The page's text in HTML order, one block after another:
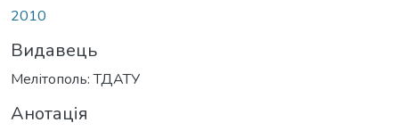
2010
Видавець
Мелітополь: ТДАТУ
Анотація